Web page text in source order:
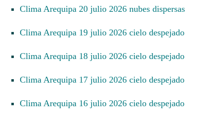
Clima Arequipa 20 julio 2026 nubes dispersas
Clima Arequipa 19 julio 2026 cielo despejado
Clima Arequipa 18 julio 2026 cielo despejado
Clima Arequipa 17 julio 2026 cielo despejado
Clima Arequipa 16 julio 2026 cielo despejado